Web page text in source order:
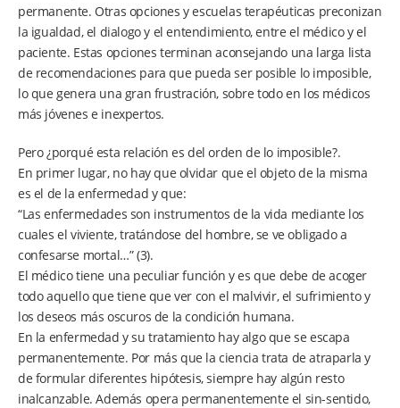
permanente. Otras opciones y escuelas terapéuticas preconizan
la igualdad, el dialogo y el entendimiento, entre el médico y el
paciente. Estas opciones terminan aconsejando una larga lista
de recomendaciones para que pueda ser posible lo imposible,
lo que genera una gran frustración, sobre todo en los médicos
más jóvenes e inexpertos.
Pero ¿porqué esta relación es del orden de lo imposible?.
En primer lugar, no hay que olvidar que el objeto de la misma
es el de la enfermedad y que:
“Las enfermedades son instrumentos de la vida mediante los
cuales el viviente, tratándose del hombre, se ve obligado a
confesarse mortal…” (3).
El médico tiene una peculiar función y es que debe de acoger
todo aquello que tiene que ver con el malvivir, el sufrimiento y
los deseos más oscuros de la condición humana.
En la enfermedad y su tratamiento hay algo que se escapa
permanentemente. Por más que la ciencia trata de atraparla y
de formular diferentes hipótesis, siempre hay algún resto
inalcanzable. Además opera permanentemente el sin-sentido,